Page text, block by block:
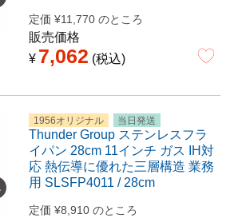
定価 ¥11,770 のところ
販売価格
¥ 7,062 税込
1956オリジナル 当日発送
Thunder Group ステンレスフラ
イパン 28cm 11インチ ガス IH対
応 熱伝導に優れた三層構造 業務
用 SLSFP4011 / 28cm
定価 ¥8,910 のところ